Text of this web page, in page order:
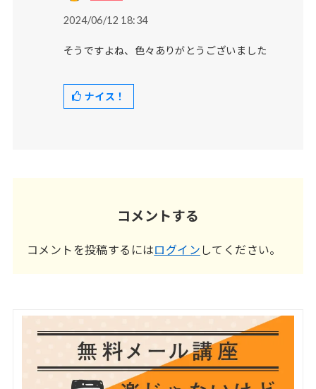
2024/06/12 18:34
そうですよね、色々ありがとうございました
ナイス！
コメントする
コメントを投稿するにはログイン してください。